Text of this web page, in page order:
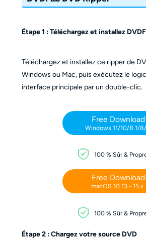
Étape 1 : Téléchargez et installez
Téléchargez et installez ce ripper de
Windows ou Mac, puis exécutez le
interface principale par un double-clic.
Free Download
Windows 11/10/8.1/
100 % Sûr &
Free Download
macOS 10.13 - 15.x
100 % Sûr &
Étape 2 : Chargez votre source DVD